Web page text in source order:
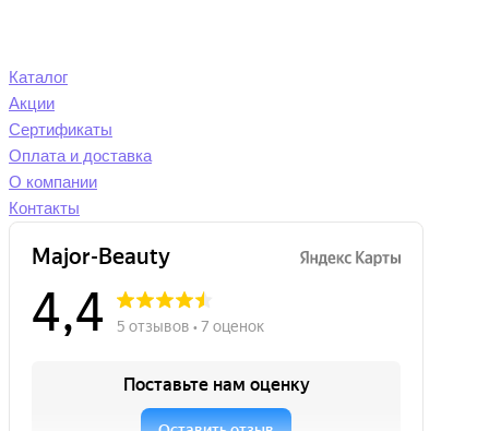
Каталог
Акции
Сертификаты
Оплата и доставка
О компании
Контакты